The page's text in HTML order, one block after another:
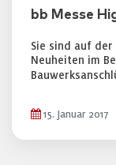
bb Messe
Sie sind auf der
Neuheiten im
15. Januar 2017